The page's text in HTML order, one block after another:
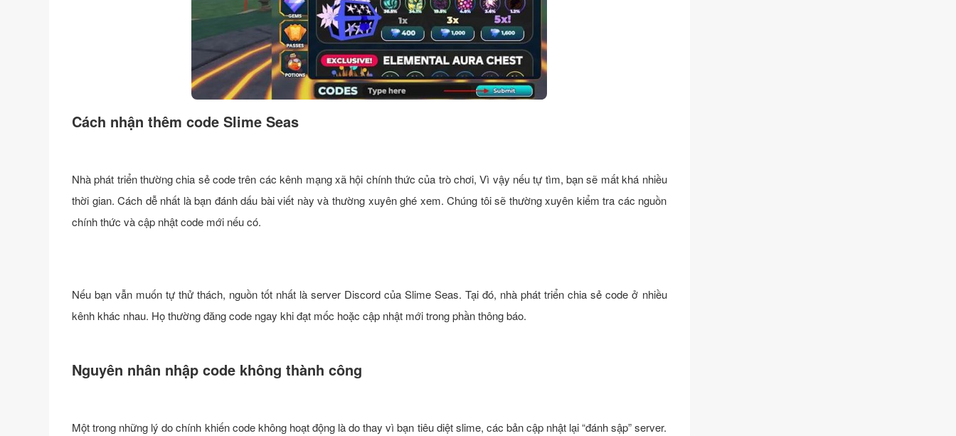
Cách nhận thêm code Slime Seas
Nhà phát triển thường chia sẻ code trên các kênh mạng xã hội chính thức của trò chơi, Vì vậy nếu tự tìm, bạn sẽ mất khá nhiều
thời gian. Cách dễ nhất là bạn đánh dấu bài viết này và thường xuyên ghé xem. Chúng tôi sẽ thường xuyên kiểm tra các nguồn
chính thức và cập nhật code mới nếu có.
Nếu bạn vẫn muốn tự thử thách, nguồn tốt nhất là server Discord của Slime Seas. Tại đó, nhà phát triển chia sẻ code ở nhiều
kênh khác nhau. Họ thường đăng code ngay khi đạt mốc hoặc cập nhật mới trong phần thông báo.
Nguyên nhân nhập code không thành công
Một trong những lý do chính khiến code không hoạt động là do thay vì bạn tiêu diệt slime, các bản cập nhật lại “đánh sập” server.